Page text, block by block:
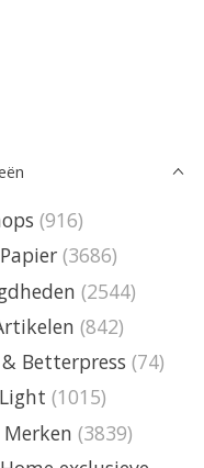
(916)
(3686)
(2544)
(842)
Betterpress (74)
(1015)
Merken (3839)